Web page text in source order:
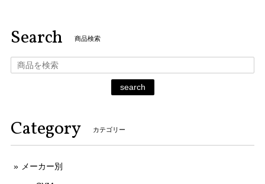
Search 商品検索
search
Category カテゴリー
メーカー別